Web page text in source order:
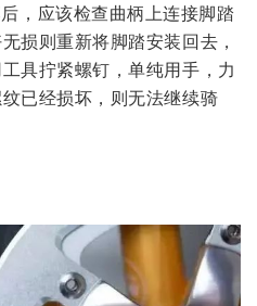
，应该检查曲柄上连接脚踏
损则重新将脚踏安装回去，
具拧紧螺钉，单纯用手，力
已经损坏，则无法继续骑